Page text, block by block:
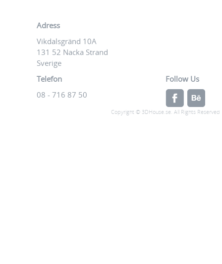
Adress
Vikdalsgränd 10A
131 52 Nacka Strand
Sverige
Telefon
08 - 716 87 50
Follow Us
Copyright © 3DHouse.se. All Rights Reserved